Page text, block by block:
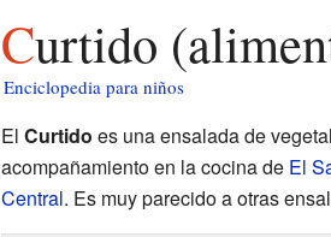
Curtido
Enciclopedia para niños
El Curtido es una ensalada de
acompañamiento en la cocina de El
Central. Es muy parecido a otras